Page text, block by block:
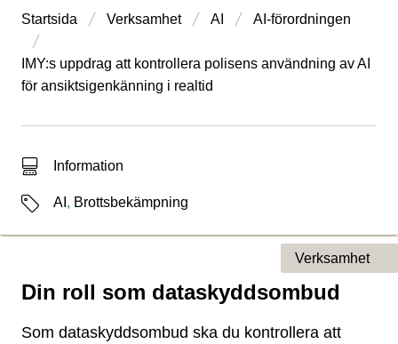
Startsida Verksamhet AI AI-förordningen
IMY:s uppdrag att kontrollera polisens användning av AI
för ansiktsigenkänning i realtid
Typ av sökträff
Information
Etiketter
AI , Brottsbekämpning
Din roll som dataskyddsombud
Typ av sida
Verksamhet
Som dataskyddsombud ska du kontrollera att